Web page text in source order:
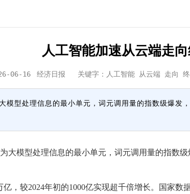
人工智能加速从云端走
06-16 经济日报 关键字：人工智能 从云端 走
模型处理信息的最小单元，词元调用量的指数级爆
模型处理信息的最小单元，词元调用量的指数
较2024年初的1000亿实现超千倍增长。国家数